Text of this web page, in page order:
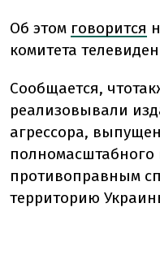
Об этом говорится
комитета
Сообщается, что
реализовывали
агрессора,
полномасштабного
противоправным
территорию